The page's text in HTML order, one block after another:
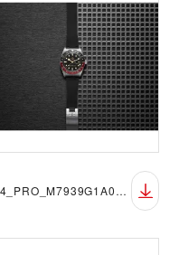
T24_PRO_M7939G1A0NRU-0002_067